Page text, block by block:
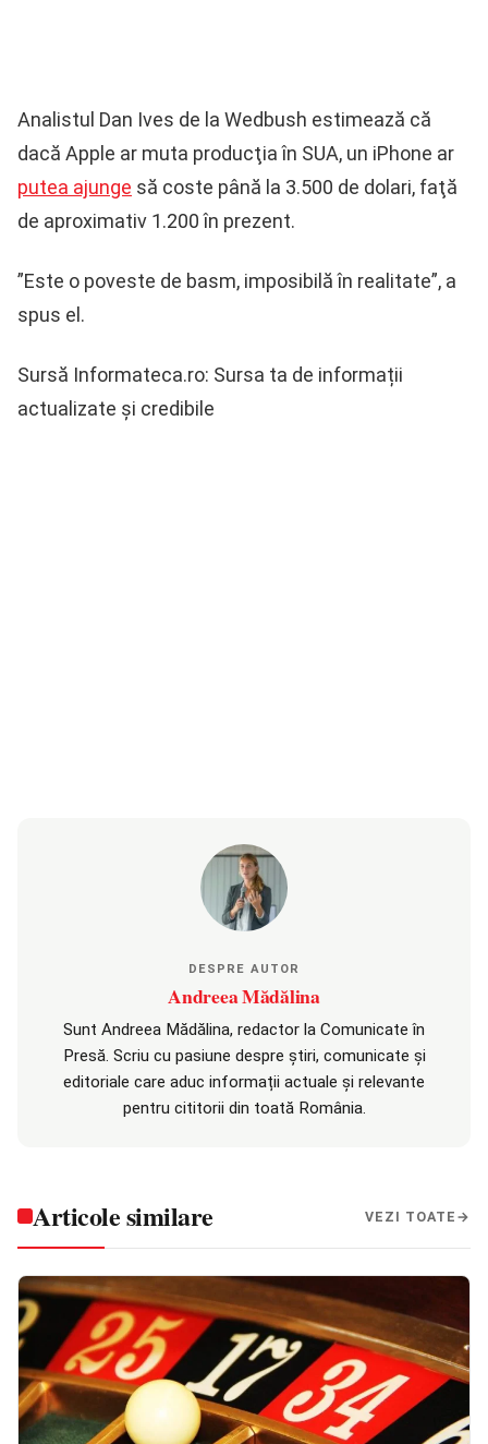
Analistul Dan Ives de la Wedbush estimează că
dacă Apple ar muta producţia în SUA, un iPhone ar
putea ajunge să coste până la 3.500 de dolari, faţă
de aproximativ 1.200 în prezent.
”Este o poveste de basm, imposibilă în realitate”, a
spus el.
Sursă Informateca.ro: Sursa ta de informații
actualizate și credibile
DESPRE AUTOR
Andreea Mădălina
Sunt Andreea Mădălina, redactor la Comunicate în
Presă. Scriu cu pasiune despre știri, comunicate și
editoriale care aduc informații actuale și relevante
pentru cititorii din toată România.
Articole similare VEZI TOATE